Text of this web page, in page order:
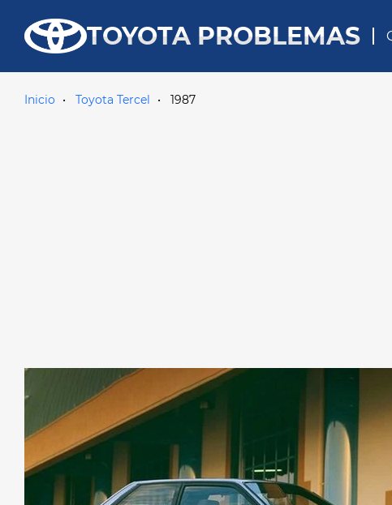
TOYOTA PROBLEMAS
Inicio Toyota Tercel 1987